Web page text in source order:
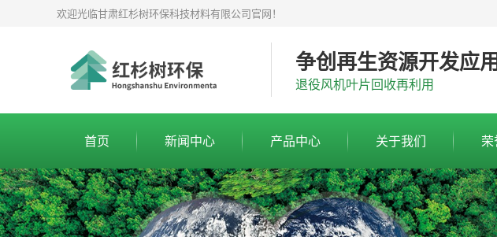
欢迎光临甘肃红杉树环保科技材料有限公司官网！
争创再生资源开发应
退役风机叶片回收再利用
首页 新闻中心 产品中心 关于我们